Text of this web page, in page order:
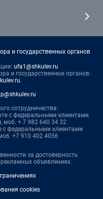
и государственных органов
ufa1@shkulev.ru
и государственных органов:
.
сотрудничества:
с федеральными клиентами
, моб. + 7 982 640 34 32
с федеральными клиентами
+7 910 402 4056
за достоверность
объявлениях.
cookies